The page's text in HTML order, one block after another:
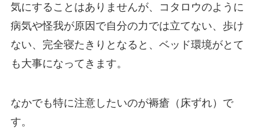
気にすることはありませんが、コタロウのように
病気や怪我が原因で自分の力では立てない、歩け
ない、完全寝たきりとなると、ベッド環境がとて
も大事になってきます。
なかでも特に注意したいのが褥瘡（床ずれ）で
す。